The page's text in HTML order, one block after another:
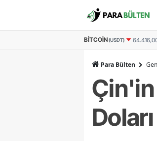
BITCOIN(TL) 3.062.734 -
Para Bülten
Çin'in